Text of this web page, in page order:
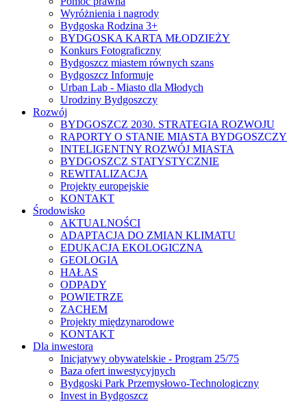
Wyróżnienia i nagrody
Bydgoska Rodzina 3+
BYDGOSKA KARTA MŁODZIEŻY
Konkurs Fotograficzny
Bydgoszcz miastem równych szans
Bydgoszcz Informuje
Urban Lab - Miasto dla Młodych
Urodziny Bydgoszczy
Rozwój
BYDGOSZCZ 2030. STRATEGIA ROZWOJU
RAPORTY O STANIE MIASTA BYDGOSZCZY
INTELIGENTNY ROZWÓJ MIASTA
BYDGOSZCZ STATYSTYCZNIE
REWITALIZACJA
Projekty europejskie
KONTAKT
Środowisko
AKTUALNOŚCI
ADAPTACJA DO ZMIAN KLIMATU
EDUKACJA EKOLOGICZNA
GEOLOGIA
HAŁAS
ODPADY
POWIETRZE
ZACHEM
Projekty międzynarodowe
KONTAKT
Dla inwestora
Inicjatywy obywatelskie - Program 25/75
Baza ofert inwestycyjnych
Bydgoski Park Przemysłowo-Technologiczny
Invest in Bydgoszcz